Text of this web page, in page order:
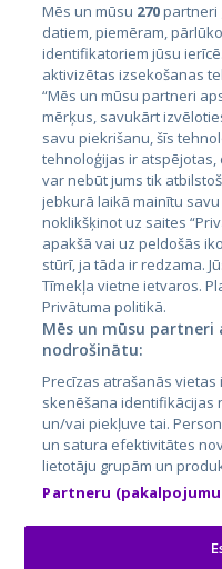
Страны
Эстония
Латвия
Литва
City24.lv
City24.ee
GetaPro.lv
GetaPro.ee
Skelbiu.lt
Autoplius.lt
Aruodas.lt
Mēs un mūsu 270partneri
datiem, piemēram,
identifikatoriem jūsu
aktivizētas izsekošanas
“Mēs un mūsu partneri
mērķus, savukārt
savu piekrišanu, šīs
tehnoloģijas ir
var nebūt jums tik
jebkurā laikā mainītu
noklikšķinot uz saites
apakšā vai uz peldošās
stūrī, ja tāda ir redzama.
Tīmekļa vietne ietvaros.
Privātuma politikā.
Mēs un mūsu
nodrošinātu:
Precīzas atrašanās
skenēšana identifikācijas
un/vai piekļuve tai.
un satura efektivitātes
lietotāju grupām un
Partneru